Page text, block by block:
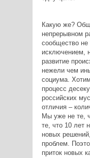
Какую же?
непрерывном
сообщество не
исключением,
развитие
нежели чем
социума.
процесс
российских
отличия –
Мы уже не те,
те, что 10 лет
новых
проблем.
приток новых